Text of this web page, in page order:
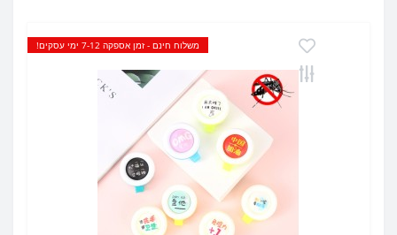
משלוח חינם - זמן אספקה 7-12 ימי עסקים!